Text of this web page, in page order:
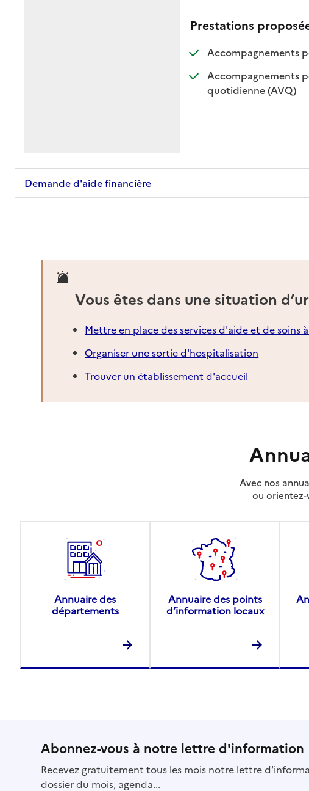
Prestations
Accompagnements
Accompagnements
quotidienne (AVQ)
:
: non
Demande d'aide financière
Vous êtes dans une situation
Mettre en place des services d'aide et de soins
Organiser une sortie d'hospitalisation
Trouver un établissement d'accueil
Avec nos
ou orientez-
Annuaire des
départements
Annuaire des points
d’information locaux
Abonnez-vous à notre lettre d'information
Recevez gratuitement tous les mois notre lettre
dossier du mois, agenda...